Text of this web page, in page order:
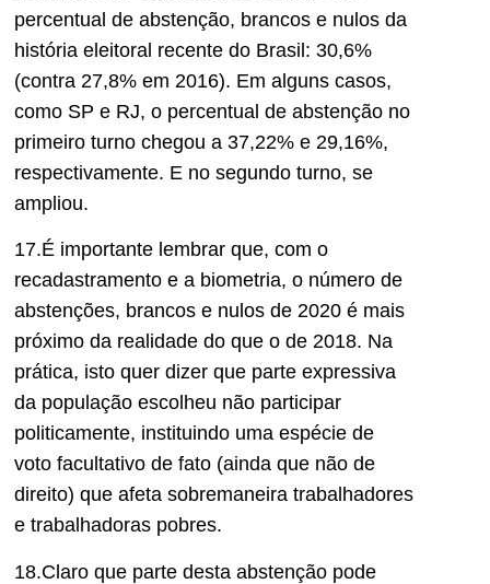
percentual de abstenção, brancos e nulos da
história eleitoral recente do Brasil: 30,6%
(contra 27,8% em 2016). Em alguns casos,
como SP e RJ, o percentual de abstenção no
primeiro turno chegou a 37,22% e 29,16%,
respectivamente. E no segundo turno, se
ampliou.
17.É importante lembrar que, com o
recadastramento e a biometria, o número de
abstenções, brancos e nulos de 2020 é mais
próximo da realidade do que o de 2018. Na
prática, isto quer dizer que parte expressiva
da população escolheu não participar
politicamente, instituindo uma espécie de
voto facultativo de fato (ainda que não de
direito) que afeta sobremaneira trabalhadores
e trabalhadoras pobres.
18.Claro que parte desta abstenção pode